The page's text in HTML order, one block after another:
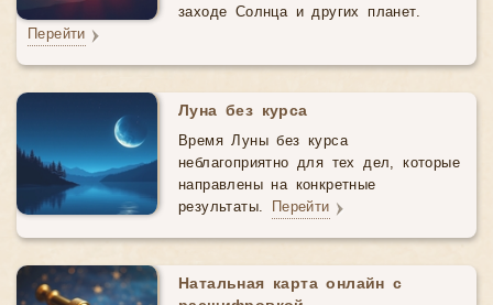
заходе Солнца и других планет.
Перейти
Луна без курса
Время Луны без курса
неблагоприятно для тех дел, которые
направлены на конкретные
результаты. Перейти
Натальная карта онлайн с